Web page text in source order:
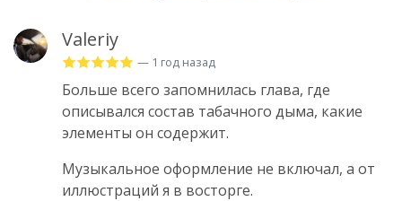
Valeriy
— 1 год назад
Больше всего запомнилась глава, где
описывался состав табачного дыма, какие
элементы он содержит.
Музыкальное оформление не включал, а от
иллюстраций я в восторге.